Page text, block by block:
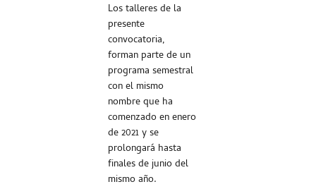
Los talleres de la
presente
convocatoria,
forman parte de un
programa semestral
con el mismo
nombre que ha
comenzado en enero
de 2021 y se
prolongará hasta
finales de junio del
mismo año.